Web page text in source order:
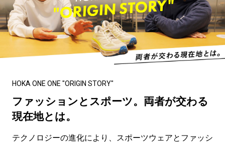
#NEW VINTAGE #マイナーグッド図鑑
#路地裏てぃーん。 #MONTHLY JOURNAL
#フイナムのYouTube
#FOCUS IT #AH.H
#ととけん #FASHION
#LIFESTYLE #SNEAKER #OUTDOOR
#SPORTS
HOKA ONE ONE "ORIGIN STORY"
ファッションとスポーツ。両者が交わる
現在地とは。
テクノロジーの進化により、スポーツウェアとファッシ